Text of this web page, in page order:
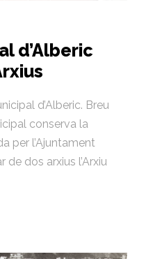
d’Alberic
d’Alberic. Breu
conserva la
per l’Ajuntament
de dos arxius l’Arxiu